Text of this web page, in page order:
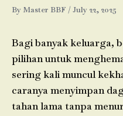
By Master BBF /July 22, 2025
Bagi banyak keluarga,
pilihan untuk
sering kali muncul
caranya menyimpan
tahan lama tanpa